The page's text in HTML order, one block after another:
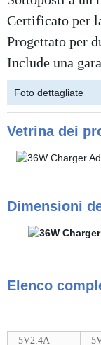
Certificato per
Progettato per
Include una
Foto dettagliate
Vetrina dei
Dimensioni
Elenco
5V2.4A